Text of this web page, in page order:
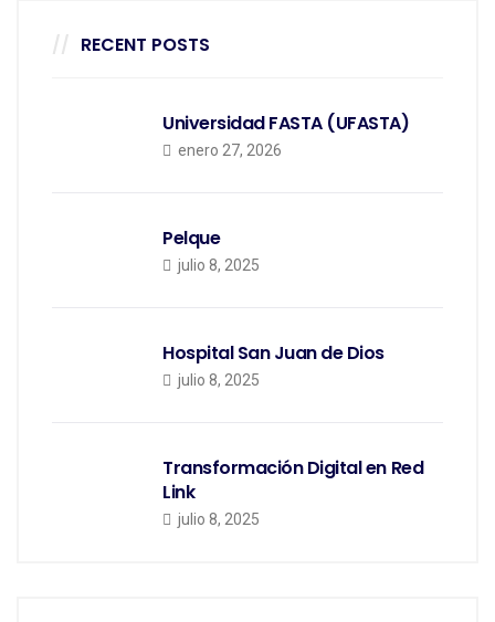
RECENT POSTS
Universidad FASTA (UFASTA)
enero 27, 2026
Pelque
julio 8, 2025
Hospital San Juan de Dios
julio 8, 2025
Transformación Digital en Red
Link
julio 8, 2025